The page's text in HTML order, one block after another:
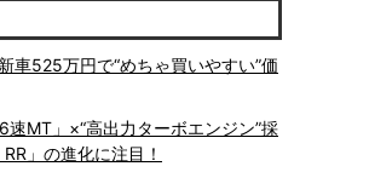
車525万円で“めちゃ買いやすい”価
MT」×“高出力ターボエンジン”採
」の進化に注目！